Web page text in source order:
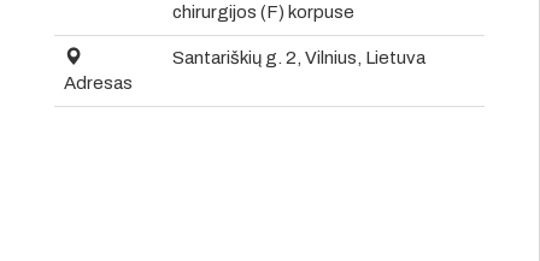
chirurgijos (F) korpuse
Adresas
Santariškių g. 2, Vilnius, Lietuva